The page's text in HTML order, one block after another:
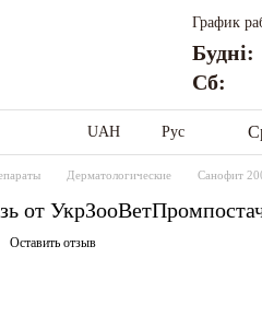
График
Будні:
Сб:
UAH Рус
Дерматологические Санофит
от
Оставить отзыв